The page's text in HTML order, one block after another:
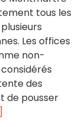
tous les
Les offices
non-
des
de pousser